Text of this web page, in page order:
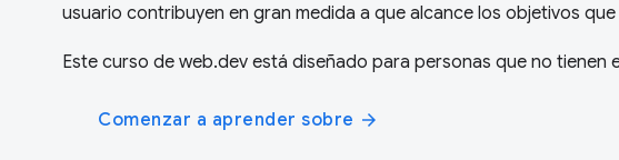
usuario contribuyen en gran medida a que alcance los objetivos
Este curso de web.dev está diseñado para personas que no tienen
Comenzar a aprender sobre arrow_forward